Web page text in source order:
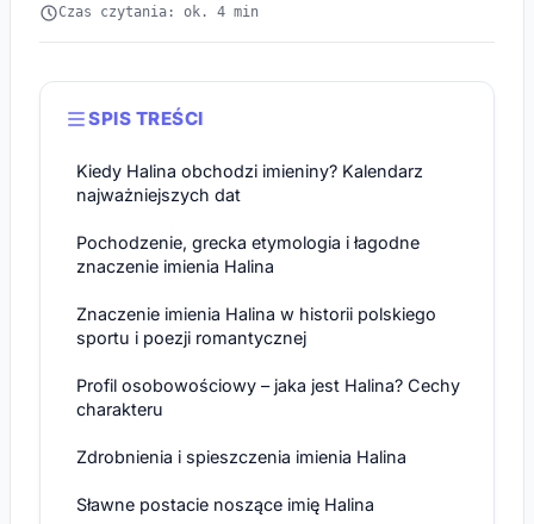
Czas czytania: ok. 4 min
SPIS TREŚCI
Kiedy Halina obchodzi imieniny? Kalendarz
najważniejszych dat
Pochodzenie, grecka etymologia i łagodne
znaczenie imienia Halina
Znaczenie imienia Halina w historii polskiego
sportu i poezji romantycznej
Profil osobowościowy – jaka jest Halina? Cechy
charakteru
Zdrobnienia i spieszczenia imienia Halina
Sławne postacie noszące imię Halina